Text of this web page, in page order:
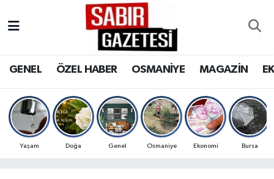
GENEL ÖZEL HABER OSMANİYE MAGAZİN
Yaşam Doğa Genel Osmaniye Ekonomi Bursa
OSMANİYE
MAGAZİN
Osmaniye Nöbetçi Eczaneler
Osmaniye Trafik Yoğunluk Haritası
Süper Lig Puan Durumu ve Fikstür